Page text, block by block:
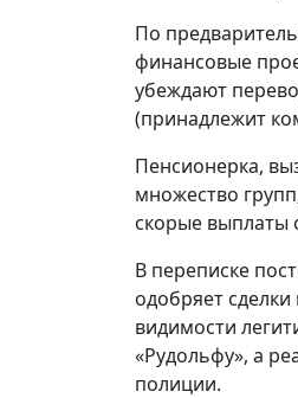
По
финансовые
убеждают
(принадлежит
Пенсионерка,
множество
скорые выплаты
В переписке
одобряет
видимости
«Рудольфу», а
полиции.